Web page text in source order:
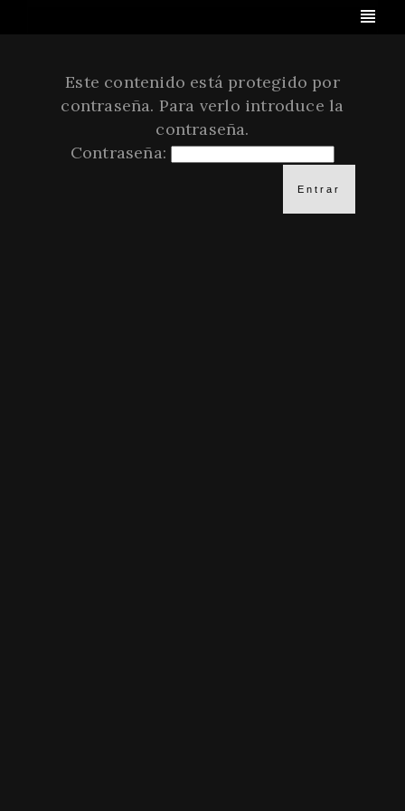
Este contenido está protegido por
contraseña. Para verlo introduce la
contraseña.
Contraseña: